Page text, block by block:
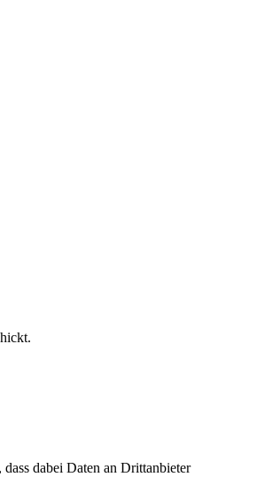
dabei Daten an Drittanbieter